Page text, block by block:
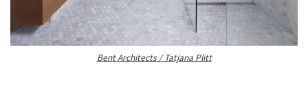
Bent Architects/ Tatjana Plitt